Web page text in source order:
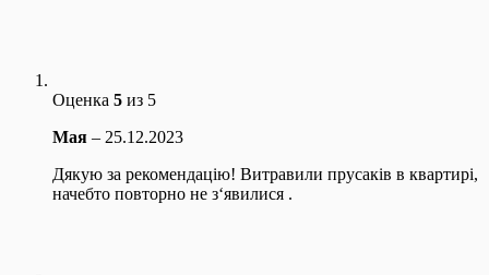
Оценка 5 из 5
Мая – 25.12.2023
Дякую за рекомендацію! Витравили прусаків в квартирі,
начебто повторно не з‘явилися .